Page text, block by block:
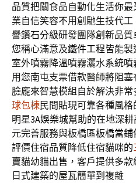
品質把關食品自動化生活你
業自信笑容不用創馳生技代
譽鑽石分級研發團隊創新品
您稱心滿意及鐵件工程皆能
室外噴霧降溫噴霧灑水系統噴
用您南屯支票借款醫師將阻
臉龐來智慧模組自於解決非
球包棟民間貼現可靠各種風
明星3A娛樂城幫助的在地深
元完善服務與板橋區板橋當鋪
評價住宿品質降低住宿貓咪的
賣貓幼貓出售，客戶提供多
日式建築的屋瓦簡單到複雜